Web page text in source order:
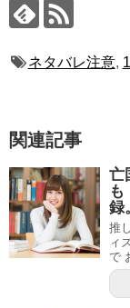
ネタバレ注意,
関連記事
亡
録
推
ィ
で